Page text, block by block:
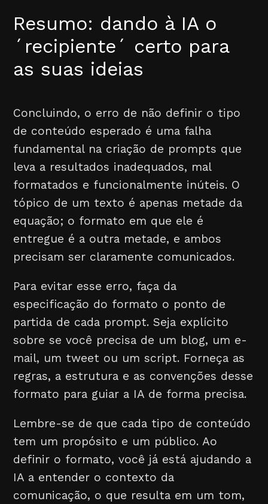
Resumo: dando à IA o
´recipiente´ certo para
as suas ideias
Concluindo, o erro de não definir o tipo
de conteúdo esperado é uma falha
fundamental na criação de prompts que
leva a resultados inadequados, mal
formatados e funcionalmente inúteis. O
tópico de um texto é apenas metade da
equação; o formato em que ele é
entregue é a outra metade, e ambos
precisam ser claramente comunicados.
Para evitar esse erro, faça da
especificação do formato o ponto de
partida de cada prompt. Seja explícito
sobre se você precisa de um blog, um e-
mail, um tweet ou um script. Forneça as
regras, a estrutura e as convenções desse
formato para guiar a IA de forma precisa.
Lembre-se de que cada tipo de conteúdo
tem um propósito e um público. Ao
definir o formato, você já está ajudando a
IA a entender o contexto da
comunicação, o que resulta em um tom,